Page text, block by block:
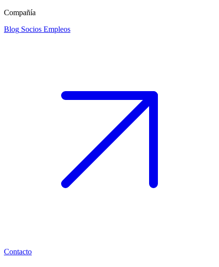
Compañía
Blog Socios Empleos
Contacto